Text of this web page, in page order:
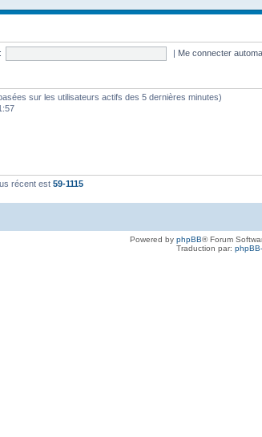
| Me connecter
sur les utilisateurs actifs des 5 dernières minutes)
récent est 59-1115
Powered by phpBB® Forum
Traduction par: